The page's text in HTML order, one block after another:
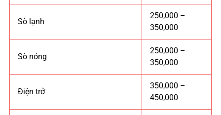
Sò lạnh
250,000 –
350,000
Sò nóng
250,000 –
350,000
Điện trở
350,000 –
450,000